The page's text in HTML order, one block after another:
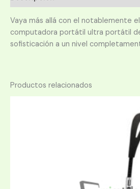
Vaya más allá con el notablemente
computadora portátil ultra portátil
sofisticación a un nivel
Productos relacionados